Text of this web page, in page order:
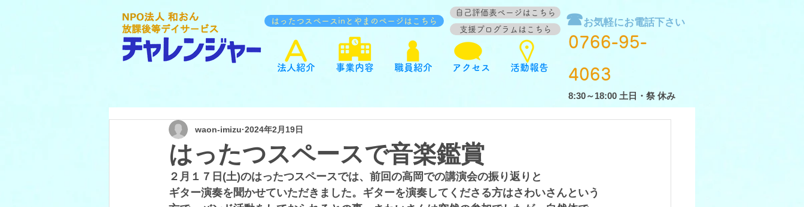
はったつスペースinとやまのページはこちら
法人紹介 事業内容 職員紹介 アクセス 活動報告
自己評価表ページはこちら
支援プログラムはこちら
☎お気軽にお電話下さい
0766-95-
4063
8:30～18:00 土日・祭 休み
はったつスペースで音楽鑑賞
waon-imizu 2024年2月19日
２月１７日(土)のはったつスペースでは、前回の高岡での講演会の振り返りと
ギター演奏を聞かせていただきました。ギターを演奏してくださる方はさわいさんという